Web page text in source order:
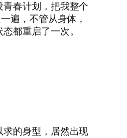
青春计划，把我整个
遍，不管从身体，
都重启了一次。
求的身型，居然出现